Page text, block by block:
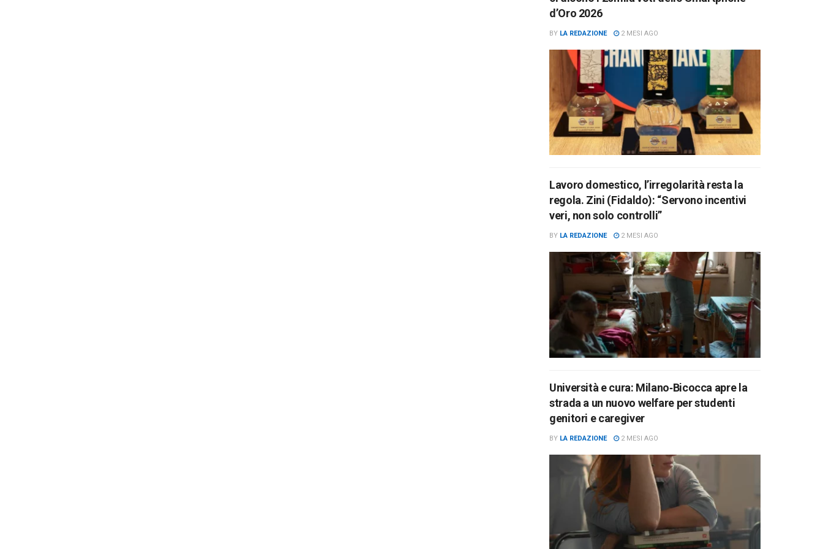
d’Oro 2026
BY LA REDAZIONE 2 MESI AGO
Lavoro domestico, l’irregolarità resta la
regola. Zini (Fidaldo): “Servono incentivi
veri, non solo controlli”
BY LA REDAZIONE 2 MESI AGO
Università e cura: Milano‑Bicocca apre la
strada a un nuovo welfare per studenti
genitori e caregiver
BY LA REDAZIONE 2 MESI AGO